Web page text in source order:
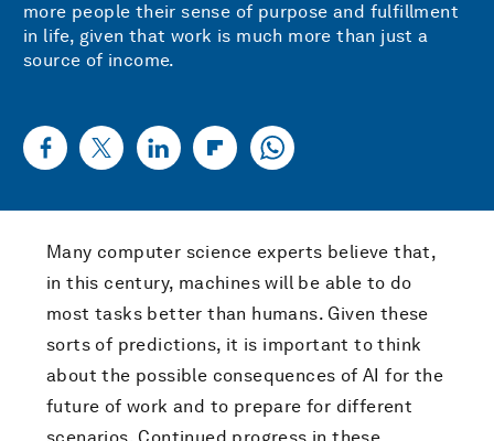
more people their sense of purpose and fulfillment
in life, given that work is much more than just a
source of income.
Many computer science experts believe that,
in this century, machines will be able to do
most tasks better than humans. Given these
sorts of predictions, it is important to think
about the possible consequences of AI for the
future of work and to prepare for different